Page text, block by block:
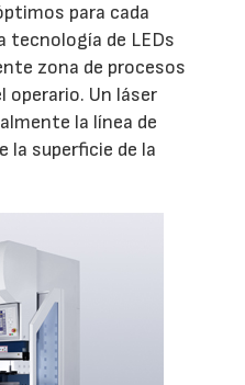
para cada
tecnología de LEDs
zona de procesos
operario. Un láser
la línea de
la superficie de la